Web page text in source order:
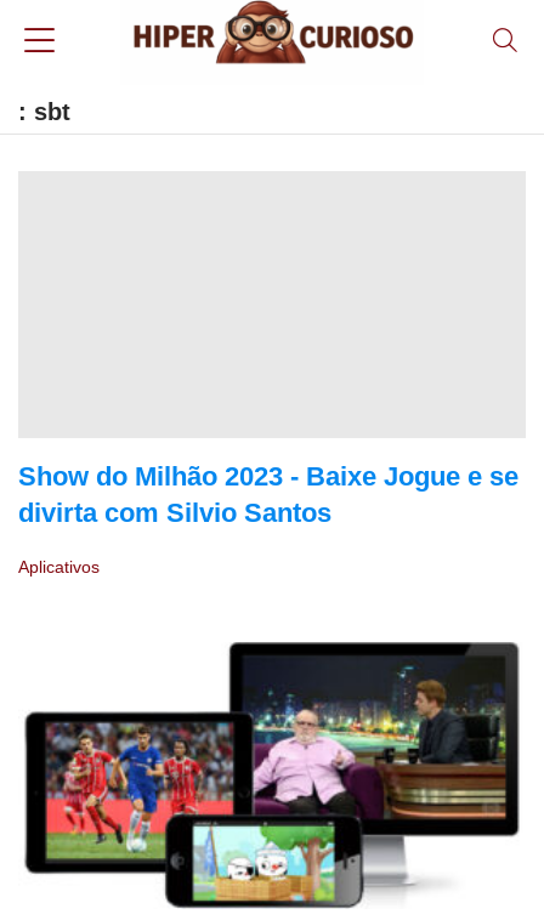
: sbt
Show do Milhão 2023 - Baixe Jogue e se
divirta com Silvio Santos
Aplicativos